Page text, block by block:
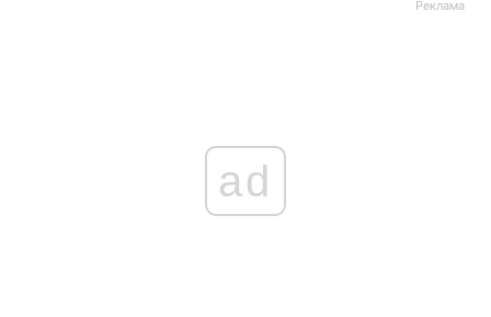
Реклама
ad